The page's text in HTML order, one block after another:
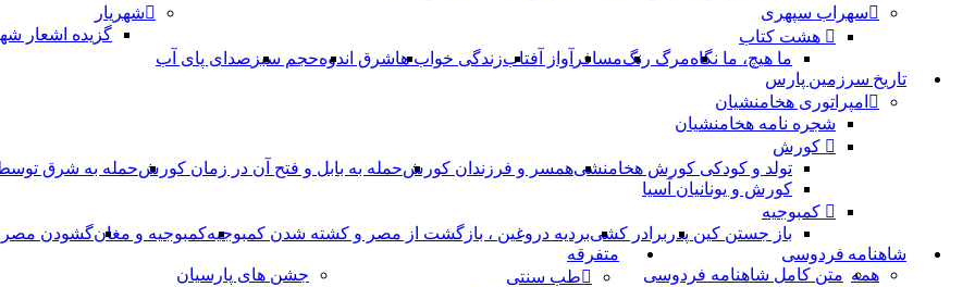
سهراب سپهری
هشت کتاب
ما هیچ، ما نگاهمرگ رنگمسافر آواز آفتابزندگی خواب هاشرق اندوهحجم سبز صدای پای آب
شهریار
گزیده اشعار
تاریخ سرزمین پارس
امپراتوری هخامنشیان
شجره نامه هخامنشیان
کورش
تولد و کودکی کورش هخامنشیهمسر و فرزندان کورشحمله به بابل و فتح آن در زمان کورشحمله به شرق
کورش و یونانیان آسیا
کمبوجیه
باز جستن کین پدر برادر کشیبردیه دروغین ، بازگشت از مصر و کشته شدن کمبوجیهکمبوجیه و مغانگشودن مصر
شاهنامه فردوسی
همه متن کامل شاهنامه فردوسی
متفرقه
طب سنتی
جشن های پارسیان